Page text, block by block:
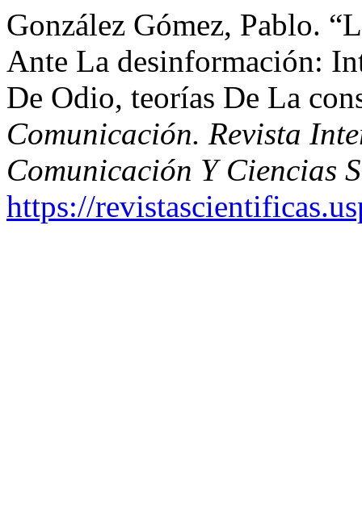
González Gómez, Pablo.
Ante La desinformación:
De Odio, teorías De La
Comunicación. Revista
Comunicación Y Ciencias
https://